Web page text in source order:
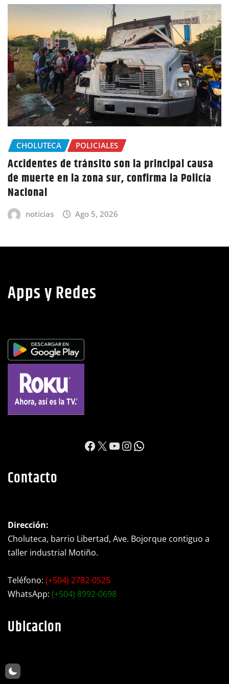
CHOLUTECA
Marcovia declara estado de emergencia por
sequía, más de 15 mil familias están
afectadas
Dirección:
Choluteca, barrio Libertad, Ave. Bojorque contiguo a
Teléfono:(+504) 2782-0525